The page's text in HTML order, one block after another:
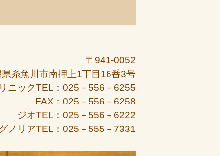
〒941-0052
県糸魚川市南押上1丁目16番3号
ニックTEL：025－556－6255
FAX：025－556－6258
ジオTEL：025－556－6222
ノリアTEL：025－555－7331